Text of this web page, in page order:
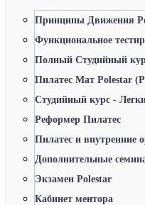
Принципы Движения
Функциональное
Полный Студийный
Пилатес Мат Polestar
Студийный курс -
Реформер Пилатес
Пилатес и внутренние
Дополнительные
Экзамен Polestar
Кабинет ментора